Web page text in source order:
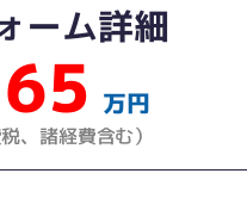
ーム詳細
65 万円
、諸経費含む）